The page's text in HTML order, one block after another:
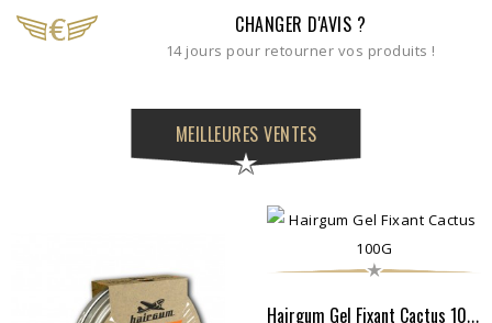
CHANGER D'AVIS ?
14 jours pour retourner vos produits !
MEILLEURES VENTES
Hairgum Gel Fixant Cactus 100G